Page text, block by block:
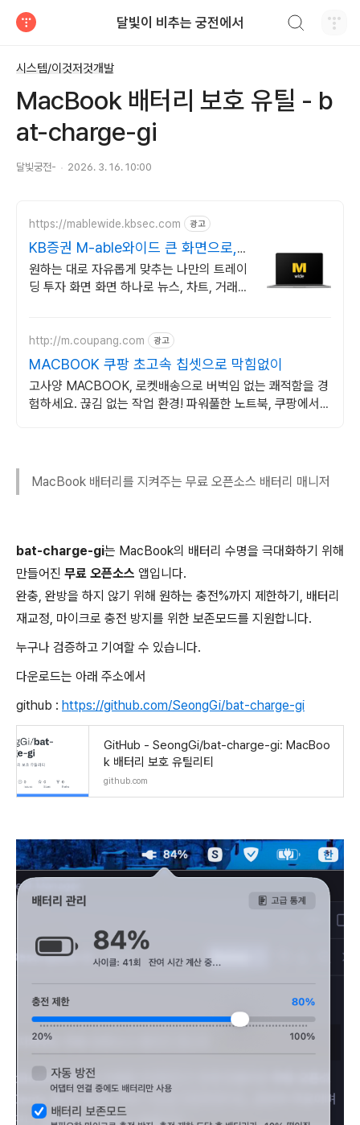
달빛이 비추는 궁전에서
시스템/이것저것개발
MacBook 배터리 보호 유틸 - b
at-charge-gi
달빛궁전- 2026. 3. 16. 10:00
https://mablewide.kbsec.com 광고
KB증권 M-able와이드 큰 화면으로,
언제 어디서나
원하는 대로 자유롭게 맞추는 나만의 트레이
딩 투자 화면 화면 하나로 뉴스, 차트, 거래창
http://m.coupang.com 광고
MACBOOK 쿠팡 초고속 칩셋으로 막힘없이
고사양 MACBOOK, 로켓배송으로 버벅임 없는 쾌적함을 경
험하세요. 끊김 없는 작업 환경! 파워풀한 노트북, 쿠팡에서
MacBook 배터리를 지켜주는 무료 오픈소스 배터리 매니저
bat-charge-gi는 MacBook의 배터리 수명을 극대화하기 위해
만들어진 무료 오픈소스 앱입니다.
완충, 완방을 하지 않기 위해 원하는 충전%까지 제한하기, 배터리
재교정, 마이크로 충전 방지를 위한 보존모드를 지원합니다.
누구나 검증하고 기여할 수 있습니다.
다운로드는 아래 주소에서
github : https://github.com/SeongGi/bat-charge-gi
GitHub - SeongGi/bat-charge-gi: MacBoo
k 배터리 보호 유틸리티
github.com